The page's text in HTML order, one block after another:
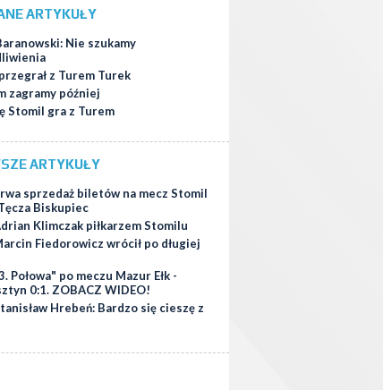
ARTYKUŁY
Nie szukamy
z Turem Turek
zagramy później
Stomil gra z Turem
ARTYKUŁY
sprzedaż biletów na mecz Stomil
Biskupiec
Klimczak piłkarzem Stomilu
Fiedorowicz wrócił po długiej
Połowa" po meczu Mazur Ełk -
0:1. ZOBACZ WIDEO!
Hrebeń: Bardzo się cieszę z